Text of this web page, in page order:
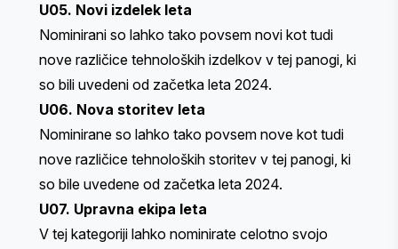
U05. Novi izdelek leta
Nominirani so lahko tako povsem novi kot tudi
nove različice tehnoloških izdelkov v tej panogi, ki
so bili uvedeni od začetka leta 2024.
U06. Nova storitev leta
Nominirane so lahko tako povsem nove kot tudi
nove različice tehnoloških storitev v tej panogi, ki
so bile uvedene od začetka leta 2024.
U07. Upravna ekipa leta
V tej kategoriji lahko nominirate celotno svojo